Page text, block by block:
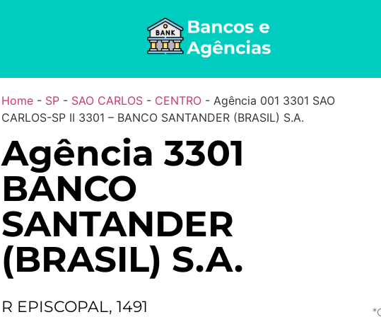
Home- SP- SAO CARLOS- CENTRO- Agência 001 3301 SAO
CARLOS-SP II 3301 – BANCO SANTANDER (BRASIL) S.A.
Agência 3301
BANCO
SANTANDER
(BRASIL) S.A.
R EPISCOPAL, 1491